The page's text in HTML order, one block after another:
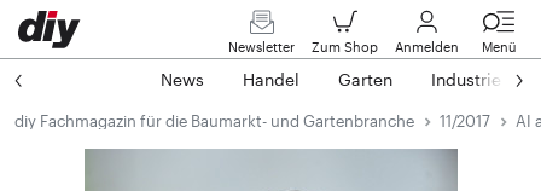
Newsletter Zum Shop Anmelden Menü
News Handel Garten Industrie
diy Fachmagazin für die Baumarkt- und Gartenbranche 11/2017 AI